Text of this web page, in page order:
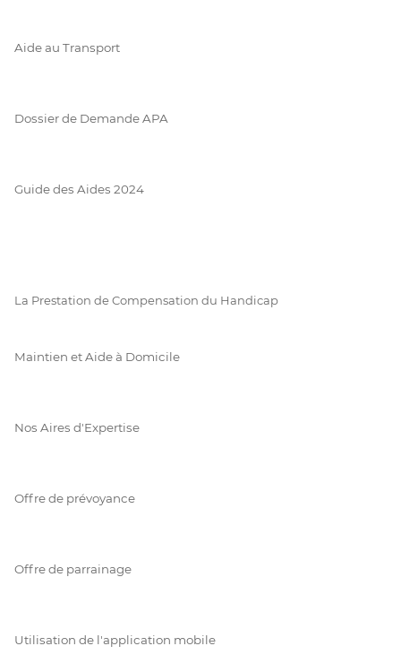
Aide au Transport
Dossier de Demande APA
Guide des Aides 2024
La Prestation de Compensation du Handicap
Maintien et Aide à Domicile
Nos Aires d'Expertise
Offre de prévoyance
Offre de parrainage
Utilisation de l'application mobile